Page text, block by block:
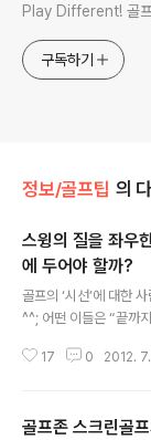
Play Different! 골
구독하기
정보/골프팁 의
스윙의 질을 좌우
에 두어야 할까?
골프의 ‘시선’에 대한
^^; 어떤 이들은 “끝까
마치고 나서도 고개를
많은 골프 스윙의 난제!
17 0 2012.
골프존 스크린골